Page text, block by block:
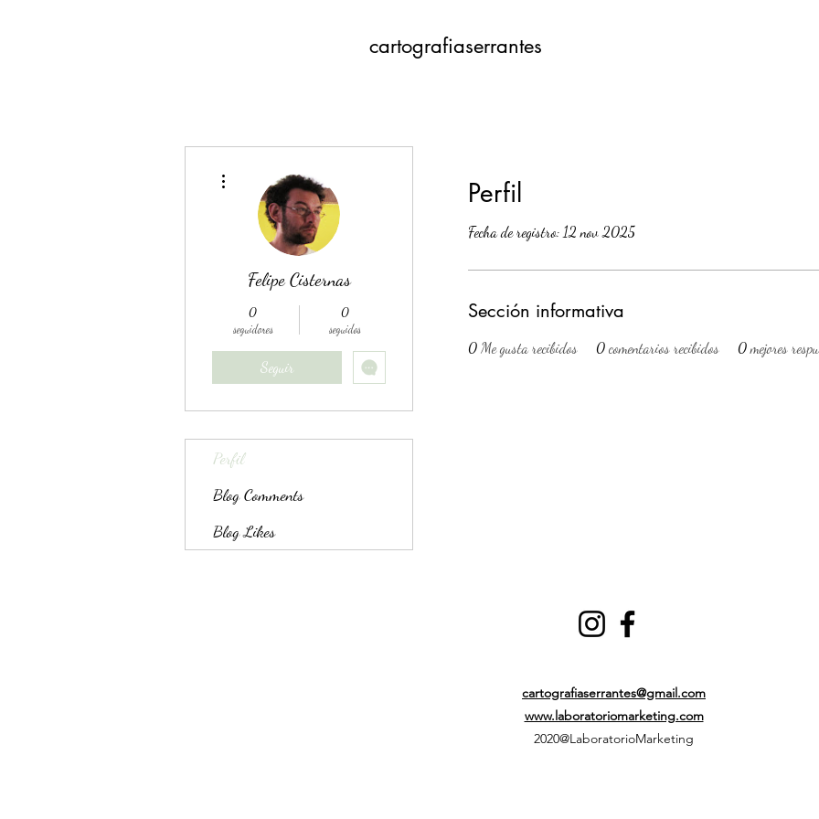
cartografiaserrantes
Perfil
Fecha de registro: 12 nov 2025
Sección informativa
0 Me gusta recibidos 0 comentarios recibidos 0 mejores
Felipe Cisternas
0
seguidores
0
seguidos
Seguir
Perfil
Blog Comments
Blog Likes
cartografiaserrantes@gmail.com
www.laboratoriomarketing.com
2020@LaboratorioMarketing